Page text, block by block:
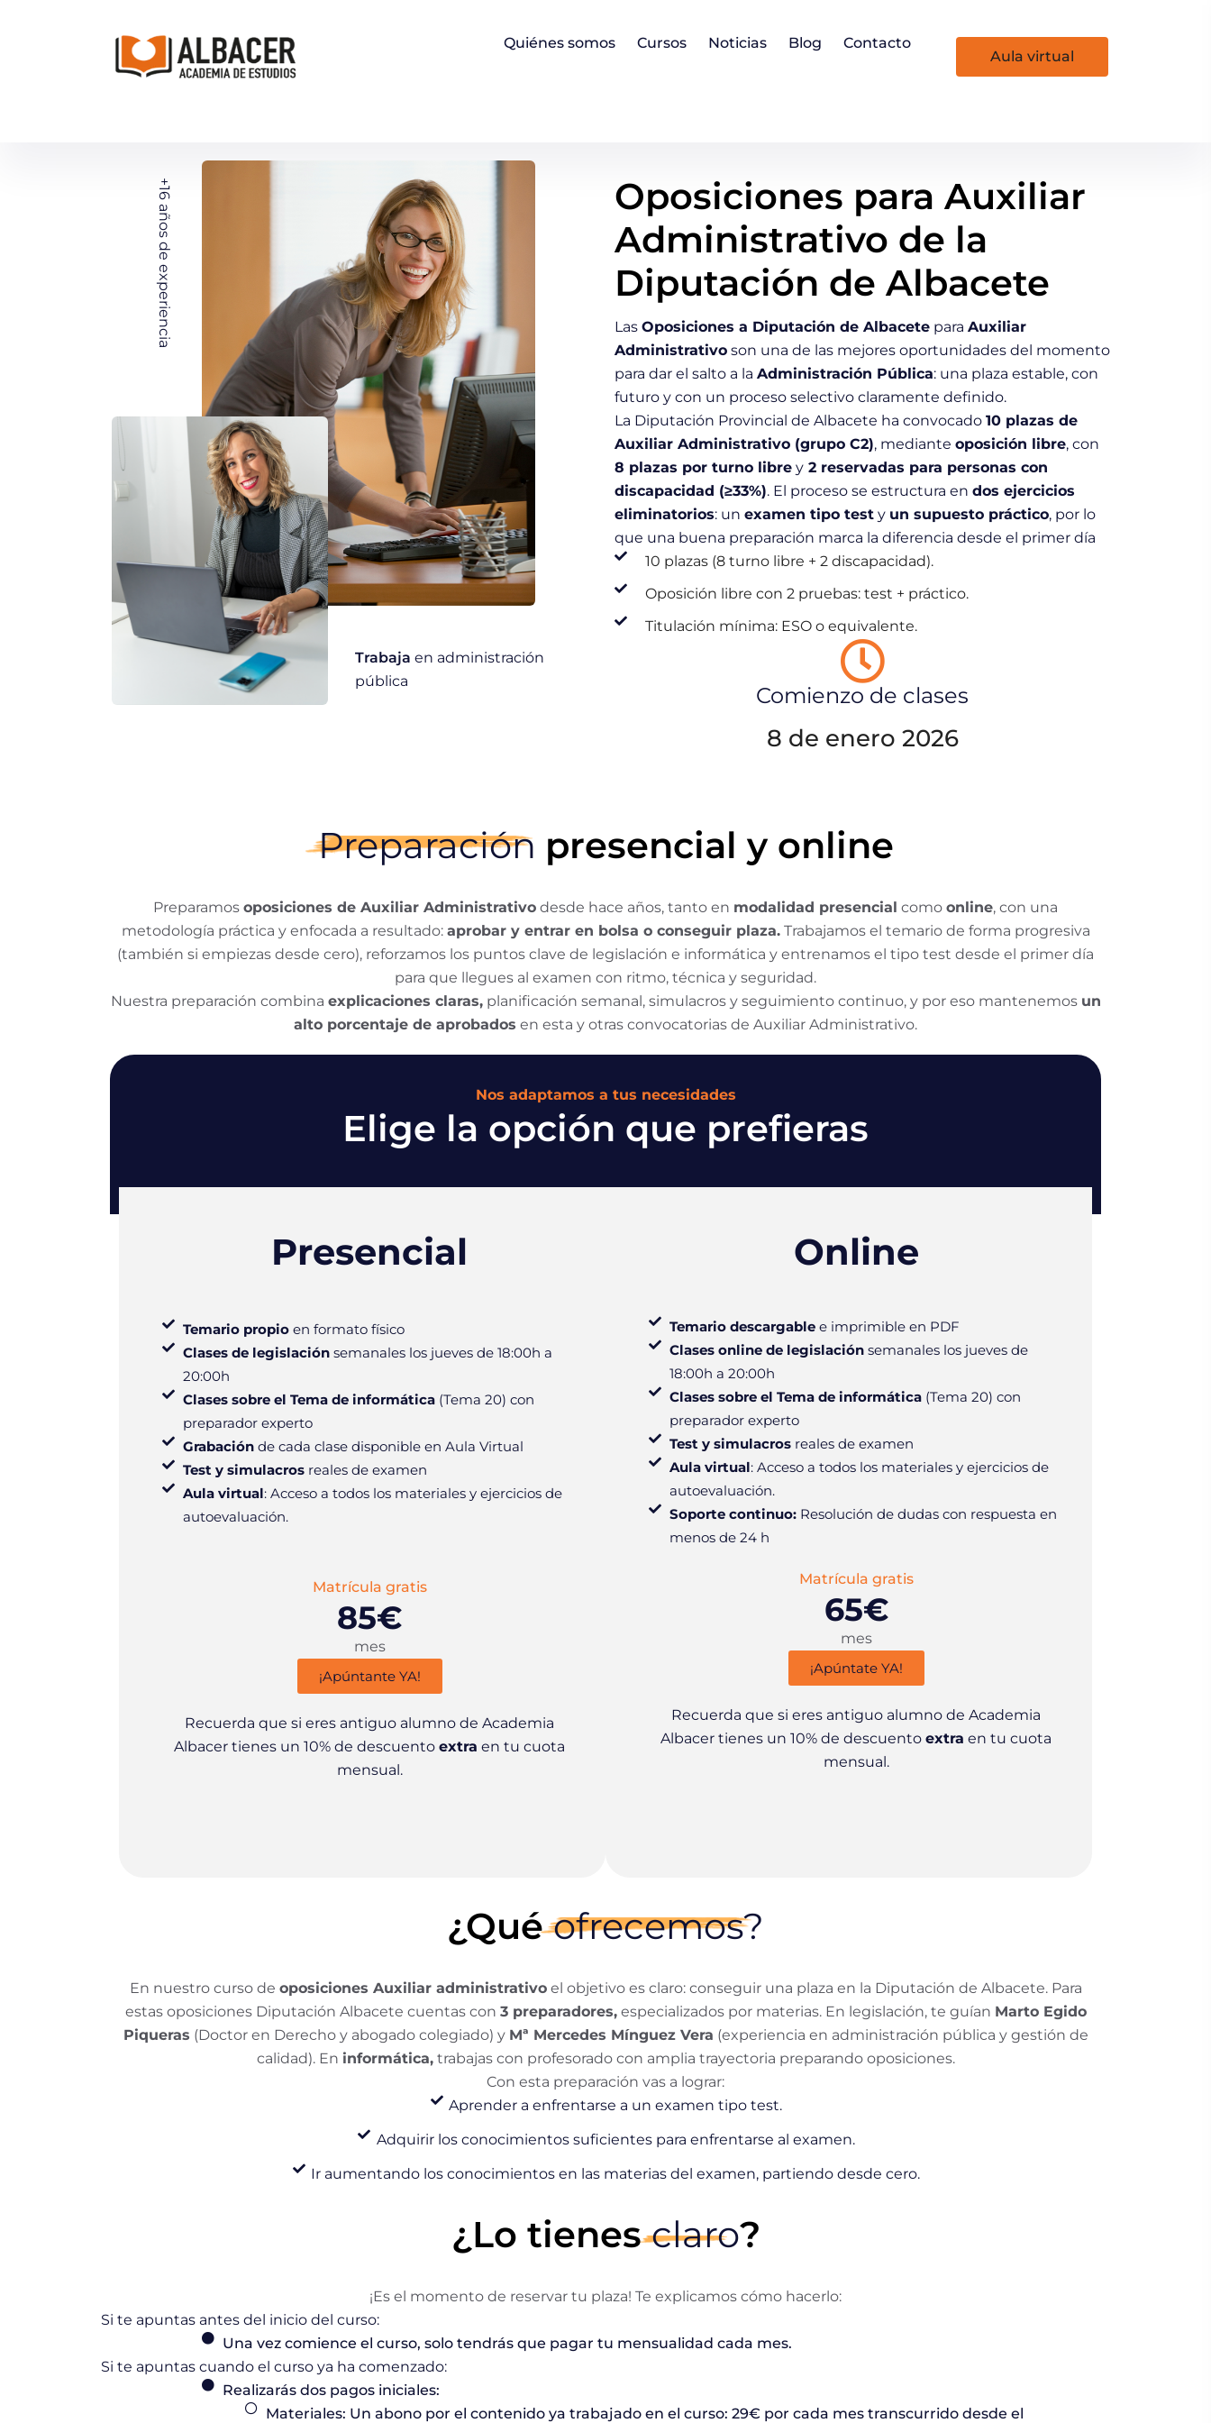
Quiénes somos Cursos Noticias Blog Contacto
aula virtual
+16
años de experiencia
Trabaja en administración
pública
Oposiciones para Auxiliar
Administrativo de la
Diputación de Albacete
Las Oposiciones a Diputación de Albacete para Auxiliar
Administrativo son una de las mejores oportunidades del momento
para dar el salto a la Administración Pública: una plaza estable, con
futuro y con un proceso selectivo claramente definido.
La Diputación Provincial de Albacete ha convocado 10 plazas de
Auxiliar Administrativo (grupo C2), mediante oposición libre, con
8 plazas por turno libre y 2 reservadas para personas con
discapacidad (≥33%). El proceso se estructura en dos ejercicios
eliminatorios: un examen tipo test y un supuesto práctico, por lo
que una buena preparación marca la diferencia desde el primer día
10 plazas (8 turno libre + 2 discapacidad).
Oposición libre con 2 pruebas: test + práctico.
Titulación mínima: ESO o equivalente.
Comienzo de clases
8 de enero 2026
Preparación presencial y online
Preparamos oposiciones de Auxiliar Administrativo desde hace años, tanto en modalidad presencial como online, con una
metodología práctica y enfocada a resultado: aprobar y entrar en bolsa o conseguir plaza.Trabajamos el temario de forma progresiva
(también si empiezas desde cero), reforzamos los puntos clave de legislación e informática y entrenamos el tipo test desde el primer día
para que llegues al examen con ritmo, técnica y seguridad.
Nuestra preparación combina explicaciones claras,planificación semanal, simulacros y seguimiento continuo, y por eso mantenemos un
alto porcentaje de aprobados en esta y otras convocatorias de Auxiliar Administrativo.
Nos adaptamos a tus necesidades
Elige la opción que prefieras
Presencial
Temario propio en formato físico
Clases de legislaciónsemanales los jueves de 18:00h a
20:00h
Clases sobre el Tema de informática(Tema 20) con
preparador experto
Grabaciónde cada clase disponible en Aula Virtual
Test y simulacrosreales de examen
Aula virtual: Acceso a todos los materiales y ejercicios de
autoevaluación.
Matrícula gratis
85€
mes
¡Apúntante YA!
Recuerda que si eres antiguo alumno de Academia
Albacer tienes un 10% de descuento extra en tu cuota
mensual.
Online
Temario descargablee imprimible en PDF
Clases online de legislaciónsemanales los jueves de
18:00h a 20:00h
Clases sobre el Tema de informática(Tema 20) con
preparador experto
Test y simulacrosreales de examen
Aula virtual: Acceso a todos los materiales y ejercicios de
autoevaluación.
Soporte continuo:Resolución de dudas con respuesta en
menos de 24 h
Matrícula gratis
65€
mes
¡Apúntate YA!
Recuerda que si eres antiguo alumno de Academia
Albacer tienes un 10% de descuento extra en tu cuota
mensual.
¿Quéofrecemos?
En nuestro curso de oposiciones Auxiliar administrativoel objetivo es claro: conseguir una plaza en la Diputación de Albacete. Para
estas oposiciones Diputación Albacete cuentas con 3 preparadores,especializados por materias. En legislación, te guían Marto Egido
Piqueras (Doctor en Derecho y abogado colegiado) y Mª Mercedes Mínguez Vera (experiencia en administración pública y gestión de
calidad). En informática,trabajas con profesorado con amplia trayectoria preparando oposiciones.
Con esta preparación vas a lograr:
Aprender a enfrentarse a un examen tipo test.
Adquirir los conocimientos suficientes para enfrentarse al examen.
Ir aumentando los conocimientos en las materias del examen, partiendo desde cero.
¿Lo tienesclaro?
¡Es el momento de reservar tu plaza! Te explicamos cómo hacerlo:
Si te apuntas antes del inicio del curso:
Una vez comience el curso, solo tendrás que pagar tu mensualidad cada mes.
Si te apuntas cuando el curso ya ha comenzado:
Realizarás dos pagos iniciales:
Materiales: Un abono por el contenido ya trabajado en el curso: 29€ por cada mes transcurrido desde el